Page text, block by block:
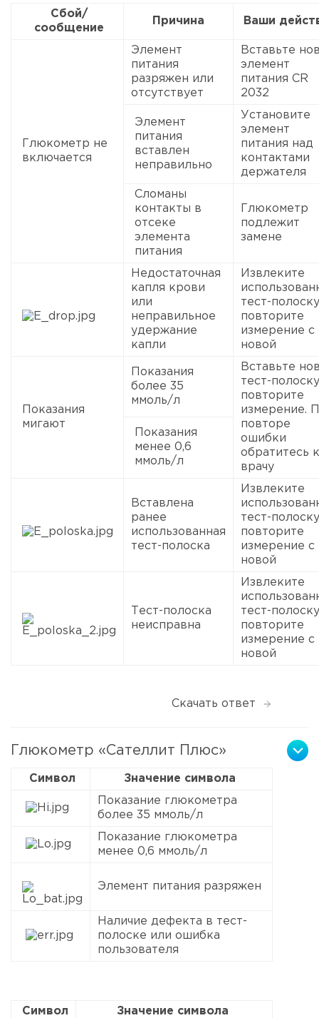
Сбой/
сообщение
Причина Ваши
Глюкометр не
включается
Элемент
питания
разряжен или
отсутствует
Вставьте
элемент
питания CR
2032
Элемент
питания
вставлен
неправильно
Установите
элемент
питания над
контактами
держателя
Сломаны
контакты в
отсеке
элемента
питания
Глюкометр
подлежит
замене
Недостаточная
капля крови
или
неправильное
удержание
капли
Извлеките
тест-
повторите
измерение с
новой
Показания
мигают
Показания
более 35
ммоль/л
Вставьте
тест-
повторите
измерение.
повторе
ошибки
обратитесь к
врачу
Показания
менее 0,6
ммоль/л
Вставлена
ранее
использованная
тест-полоска
Извлеките
тест-
повторите
измерение с
новой
Тест-полоска
неисправна
Извлеките
тест-
повторите
измерение с
новой
Скачать ответ
Глюкометр «Сателлит Плюс»
Символ Значение символа
Показание глюкометра
более 35 ммоль/л
Показание глюкометра
менее 0,6 ммоль/л
Элемент питания разряжен
Наличие дефекта в тест-
полоске или ошибка
пользователя
Символ Значение символа